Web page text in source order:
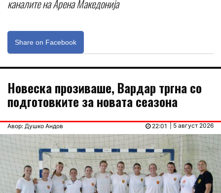
каналите на Арена Македонија
Share on Facebook
Новеска прозиваше, Вардар тргна со
подготовките за новата сеазона
Авор: Душко Андов | 5 август 2026
22:01